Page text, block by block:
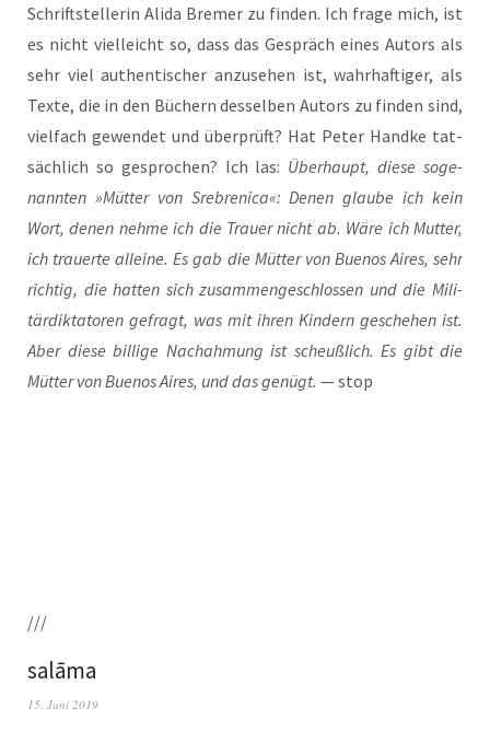
Schrift­stel­le­rin Ali­da Bre­mer zu fin­den. Ich fra­ge mich, ist
es nicht viel­leicht so, dass das Gespräch eines Autors als
sehr viel authen­ti­scher anzu­se­hen ist, wahr­haf­ti­ger, als
Tex­te, die in den Büchern des­sel­ben Autors zu fin­den sind,
viel­fach gewen­det und über­prüft? Hat Peter Hand­ke tat­
säch­lich so gespro­chen? Ich las: Über­haupt, die­se soge­
nann­ten »Müt­ter von Sre­bre­ni­ca«: Denen glau­be ich kein
Wort, denen neh­me ich die Trau­er nicht ab. Wäre ich Mut­ter,
ich trau­er­te allei­ne. Es gab die Müt­ter von Bue­nos Aires, sehr
rich­tig, die hat­ten sich zusam­men­ge­schlos­sen und die Mili­
tär­dik­ta­to­ren gefragt, was mit ihren Kin­dern gesche­hen ist.
Aber die­se bil­li­ge Nach­ah­mung ist scheuß­lich. Es gibt die
Müt­ter von Bue­nos Aires, und das genügt. — stop
///
salāma
15. Juni 2019